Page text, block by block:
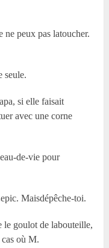
peux pas latoucher.
seule.
si elle faisait
avec une corne
de-vie pour
Maisdépêche-toi.
le goulot de labouteille,
où M.